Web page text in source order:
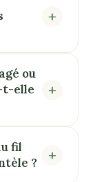
ou
t-elle
fil
?